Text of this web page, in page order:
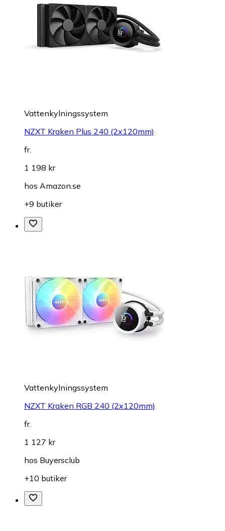
Vattenkylningssystem
NZXT Kraken Plus 240 (2x120mm)
fr.
1 198 kr
hos Amazon.se
+9 butiker
Vattenkylningssystem
NZXT Kraken RGB 240 (2x120mm)
fr.
1 127 kr
hos Buyersclub
+10 butiker